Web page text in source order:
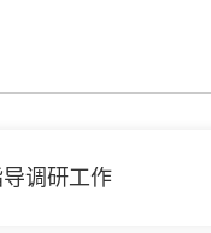
调研工作